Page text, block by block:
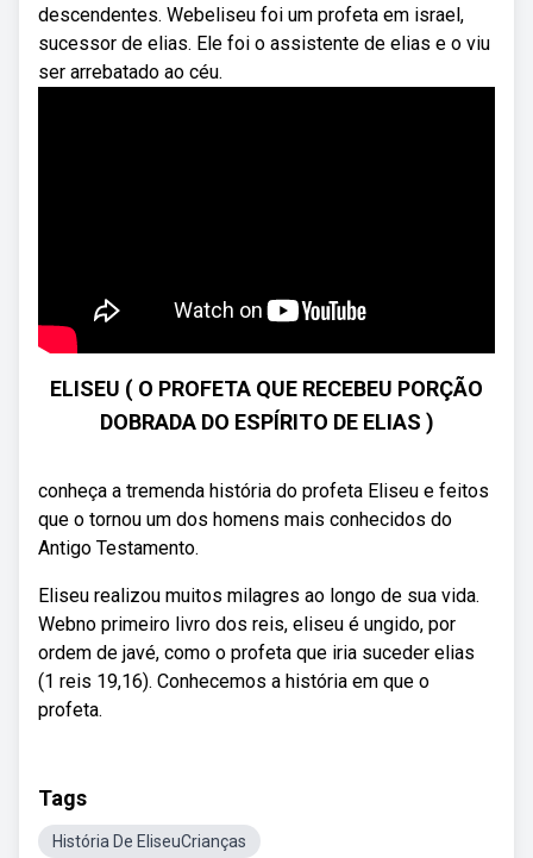
descendentes. Webeliseu foi um profeta em israel,
sucessor de elias. Ele foi o assistente de elias e o viu
ser arrebatado ao céu.
ELISEU ( O PROFETA QUE RECEBEU PORÇÃO
DOBRADA DO ESPÍRITO DE ELIAS )
conheça a tremenda história do profeta Eliseu e feitos
que o tornou um dos homens mais conhecidos do
Antigo Testamento.
Eliseu realizou muitos milagres ao longo de sua vida.
Webno primeiro livro dos reis, eliseu é ungido, por
ordem de javé, como o profeta que iria suceder elias
(1 reis 19,16). Conhecemos a história em que o
profeta.
Tags
História De EliseuCrianças